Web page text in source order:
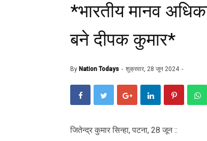
*भारतीय मानव
बने दीपक कुमार*
By Nation Todays शुक्रवार, 28 जून 2024
जितेन्द्र कुमार सिन्हा, पटना, 28 जून ::